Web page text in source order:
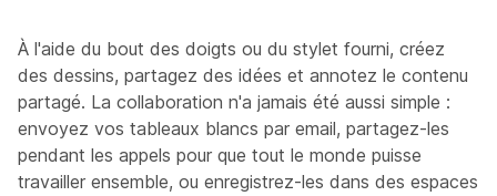
À l'aide du bout des doigts ou du stylet fourni, créez
des dessins, partagez des idées et annotez le contenu
partagé. La collaboration n'a jamais été aussi simple :
envoyez vos tableaux blancs par email, partagez-les
pendant les appels pour que tout le monde puisse
travailler ensemble, ou enregistrez-les dans des espaces